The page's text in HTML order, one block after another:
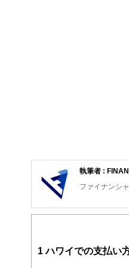
執筆者 :
ファイナンシ
FinancialField
案から記事掲
1 ハワイでの支払い